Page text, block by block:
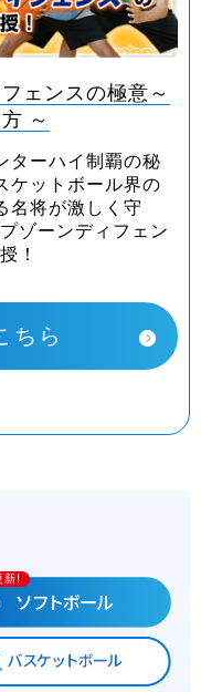
ェンスの極意～
～
ターハイ制覇の秘
ケットボール界の
名将が激しく守
ゾーンディフェン
！
ちら
新!